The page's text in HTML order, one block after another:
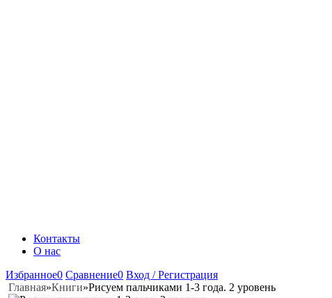
Контакты
О нас
Избранное0 Сравнение0 Вход / Регистрация
Главная»Книги»Рисуем пальчиками 1-3 года. 2 уровень